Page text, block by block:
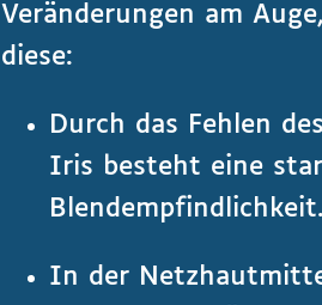
Veränderungen am
diese:
Durch das Fehlen
Iris besteht eine
Blendempfindlichkeit.
In der